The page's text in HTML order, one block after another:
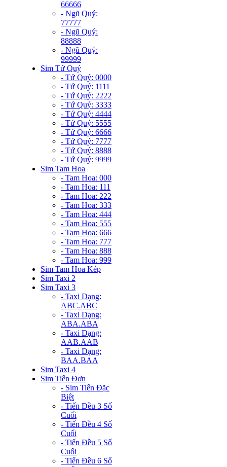
66666
- Ngũ Quý:
77777
- Ngũ Quý:
88888
- Ngũ Quý:
99999
Sim Tứ Quý
- Tứ Quý: 0000
- Tứ Quý: 1111
- Tứ Quý: 2222
- Tứ Quý: 3333
- Tứ Quý: 4444
- Tứ Quý: 5555
- Tứ Quý: 6666
- Tứ Quý: 7777
- Tứ Quý: 8888
- Tứ Quý: 9999
Sim Tam Hoa
- Tam Hoa: 000
- Tam Hoa: 111
- Tam Hoa: 222
- Tam Hoa: 333
- Tam Hoa: 444
- Tam Hoa: 555
- Tam Hoa: 666
- Tam Hoa: 777
- Tam Hoa: 888
- Tam Hoa: 999
Sim Tam Hoa Kép
Sim Taxi 2
Sim Taxi 3
- Taxi Dạng:
ABC.ABC
- Taxi Dạng:
ABA.ABA
- Taxi Dạng:
AAB.AAB
- Taxi Dạng:
BAA.BAA
Sim Taxi 4
Sim Tiến Đơn
- Sim Tiến Đặc
Biệt
- Tiến Đều 3 Số
Cuối
- Tiến Đều 4 Số
Cuối
- Tiến Đều 5 Số
Cuối
- Tiến Đều 6 Số